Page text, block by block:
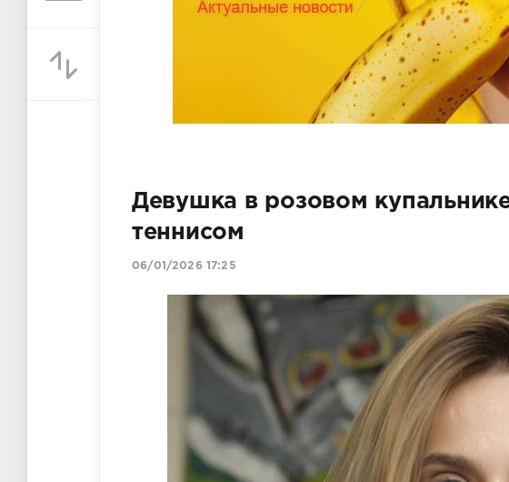
Девушка в розовом
теннисом
06/01/2026 17:25